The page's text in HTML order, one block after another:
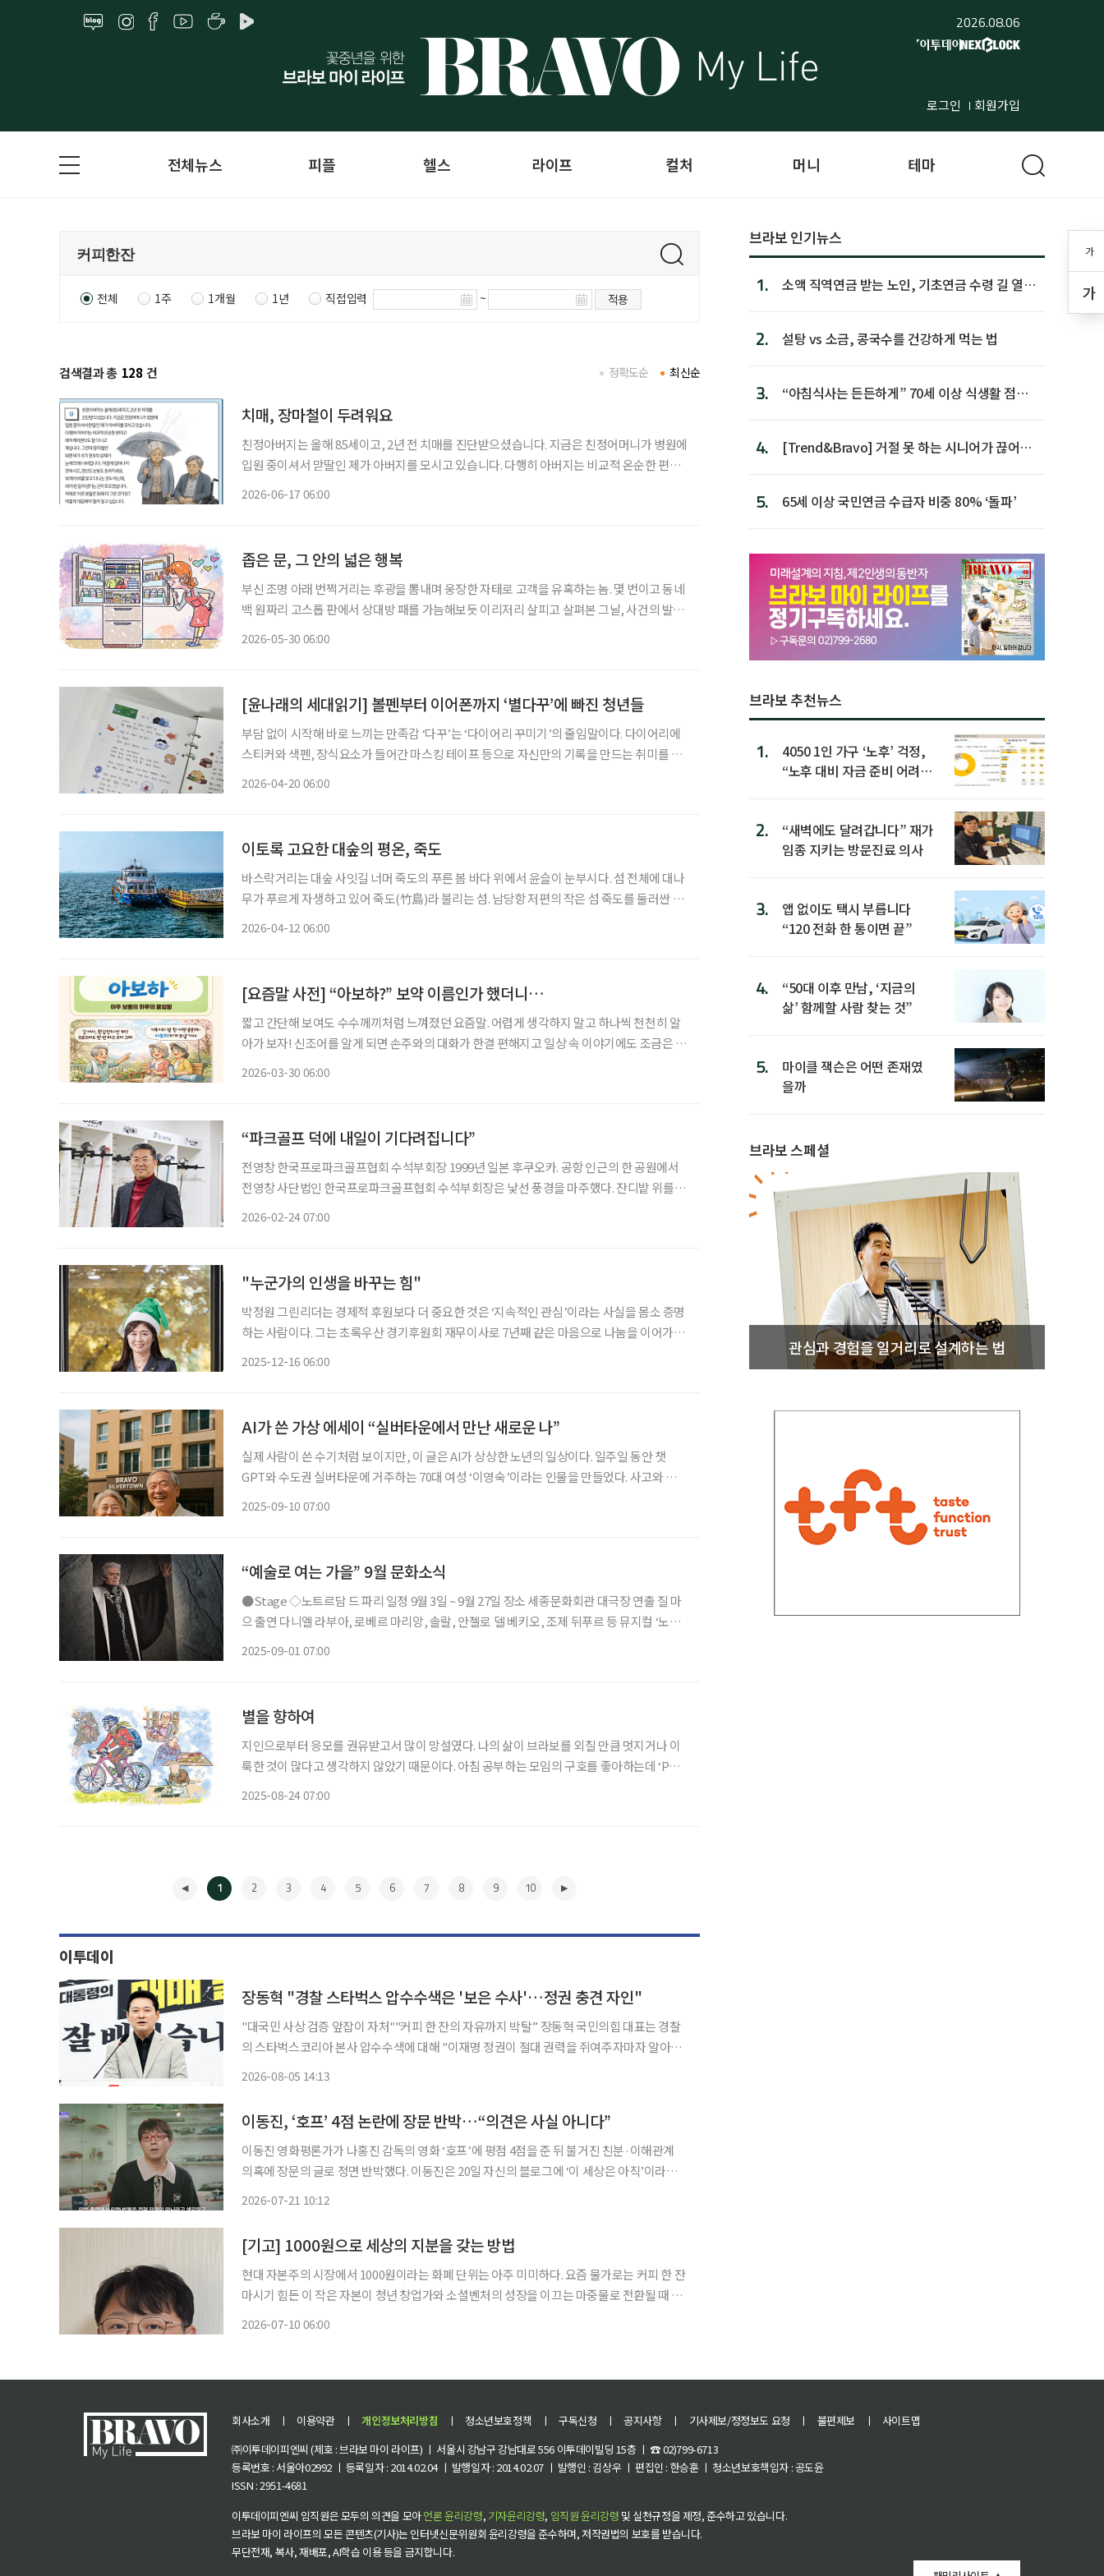
2026.08.06
로그인 회원가입
가
가
전체뉴스 피플 헬스 라이프 컬처 머니 테마
전체 1주 1개월 1년 직접입력 ~ 적용
검색결과 총 128 건 최신순
정확도순
치매, 장마철이 두려워요
친정아버지는 올해 85세이고, 2년 전 치매를 진단받으셨습니다. 지금은 친정어머니가 병원에
입원 중이셔서 맏딸인 제가 아버지를 모시고 있습니다. 다행히 아버지는 비교적 온순한 편이
2026-06-17 06:00
좁은 문, 그 안의 넓은 행복
부신 조명 아래 번쩍거리는 후광을 뽐내며 웅장한 자태로 고객을 유혹하는 놈. 몇 번이고 동네
백 원짜리 고스톱 판에서 상대방 패를 가늠해보듯 이리저리 살피고 살펴본 그날, 사건의 발단
2026-05-30 06:00
[윤나래의 세대읽기] 볼펜부터 이어폰까지 ‘별다꾸’에 빠진 청년들
부담 없이 시작해 바로 느끼는 만족감 ‘다꾸’는 ‘다이어리 꾸미기’의 줄임말이다. 다이어리에
스티커와 색펜, 장식요소가 들어간 마스킹 테이프 등으로 자신만의 기록을 만드는 취미를 뜻
2026-04-20 06:00
이토록 고요한 대숲의 평온, 죽도
바스락거리는 대숲 사잇길 너머 죽도의 푸른 봄 바다 위에서 윤슬이 눈부시다. 섬 전체에 대나
무가 푸르게 자생하고 있어 죽도(竹島)라 불리는 섬. 남당항 저편의 작은 섬 죽도를 둘러싼 대
2026-04-12 06:00
[요즘말 사전] “아보하?” 보약 이름인가 했더니…
짧고 간단해 보여도 수수께끼처럼 느껴졌던 요즘말. 어렵게 생각하지 말고 하나씩 천천히 알
아가 보자! 신조어를 알게 되면 손주와의 대화가 한결 편해지고 일상 속 이야기에도 조금은 젊
2026-03-30 06:00
“파크골프 덕에 내일이 기다려집니다”
전영창 한국프로파크골프협회 수석부회장 1999년 일본 후쿠오카. 공항 인근의 한 공원에서
전영창 사단법인 한국프로파크골프협회 수석부회장은 낯선 풍경을 마주했다. 잔디밭 위를 자
2026-02-24 07:00
"누군가의 인생을 바꾸는 힘"
박정원 그린리더는 경제적 후원보다 더 중요한 것은 ‘지속적인 관심’이라는 사실을 몸소 증명
하는 사람이다. 그는 초록우산 경기후원회 재무이사로 7년째 같은 마음으로 나눔을 이어가고
2025-12-16 06:00
AI가 쓴 가상 에세이 “실버타운에서 만난 새로운 나”
실제 사람이 쓴 수기처럼 보이지만, 이 글은 AI가 상상한 노년의 일상이다. 일주일 동안 챗
GPT와 수도권 실버타운에 거주하는 70대 여성 ‘이영숙’이라는 인물을 만들었다. 사고와 감
2025-09-10 07:00
“예술로 여는 가을” 9월 문화소식
●Stage ◇노트르담 드 파리 일정 9월 3일 ~ 9월 27일 장소 세종문화회관 대극장 연출 질 마
으 출연 다니엘 라부아, 로베르 마리앙, 솔랄, 안젤로 델 베키오, 조제 뒤푸르 등 뮤지컬 ‘노트
2025-09-01 07:00
별을 향하여
지인으로부터 응모를 권유받고서 많이 망설였다. 나의 삶이 브라보를 외칠 만큼 멋지거나 이
룩한 것이 많다고 생각하지 않았기 때문이다. 아침 공부하는 모임의 구호를 좋아하는데 ‘Per
2025-08-24 07:00
1 2 3 4 5 6 7 8 9 10
이투데이
장동혁 "경찰 스타벅스 압수수색은 '보은 수사'…정권 충견 자인"
"대국민 사상 검증 앞잡이 자처""커피 한 잔의 자유까지 박탈” 장동혁 국민의힘 대표는 경찰
의 스타벅스코리아 본사 압수수색에 대해 "이재명 정권이 절대 권력을 쥐여주자마자 알아서
2026-08-05 14:13
이동진, ‘호프’ 4점 논란에 장문 반박…“의견은 사실 아니다”
이동진 영화평론가가 나홍진 감독의 영화 ‘호프’에 평점 4점을 준 뒤 불거진 친분·이해관계
의혹에 장문의 글로 정면 반박했다. 이동진은 20일 자신의 블로그에 ‘이 세상은 아직’이라는
2026-07-21 10:12
[기고] 1000원으로 세상의 지분을 갖는 방법
현대 자본주의 시장에서 1000원이라는 화폐 단위는 아주 미미하다. 요즘 물가로는 커피 한 잔
마시기 힘든 이 작은 자본이 청년 창업가와 소셜벤처의 성장을 이끄는 마중물로 전환될 때 그
2026-07-10 06:00
브라보 인기뉴스
1.
소액 직역연금 받는 노인, 기초연금 수령 길 열린
2. 설탕 vs 소금, 콩국수를 건강하게 먹는 법
3.
“아침식사는 든든하게” 70세 이상 식생활 점수
4.
[Trend&Bravo] 거절 못 하는 시니어가 끊어야
5. 65세 이상 국민연금 수급자 비중 80% ‘돌파’
브라보 추천뉴스
1.
4050 1인 가구 ‘노후’ 걱정,
“노후 대비 자금 준비 어려
2.
“새벽에도 달려갑니다” 재가
임종 지키는 방문진료 의사
3.
앱 없이도 택시 부릅니다
“120 전화 한 통이면 끝”
4.
“50대 이후 만남, ‘지금의
삶’ 함께할 사람 찾는 것”
5.
마이클 잭슨은 어떤 존재였
을까
브라보 스페셜
관심과 경험을 일거리로 설계하는 법
회사소개 ㅣ 이용약관 ㅣ 개인정보처리방침 ㅣ 청소년보호정책 ㅣ 구독신청 ㅣ 공지사항 ㅣ 기사제보/정정보도 요청 ㅣ 불편제보 ㅣ
사이트맵
㈜이투데이피엔씨 (제호 : 브라보 마이 라이프) ㅣ 서울시 강남구 강남대로 556 이투데이빌딩 15층 ㅣ ☎ 02)799-6713
등록번호 : 서울아02992 ㅣ 등록일자 : 2014.02.04 ㅣ 발행일자 : 2014.02.07 ㅣ 발행인 : 김상우 ㅣ 편집인 : 한승훈 ㅣ 청소년보호책임자 : 공도윤
ISSN : 2951-4681
이투데이피엔씨 임직원은 모두의 의견을 모아언론 윤리강령, 기자윤리강령, 임직원 윤리강령 및 실천규정을 제정, 준수하고 있습니다.
브라보 마이 라이프의 모든 콘텐츠(기사)는 인터넷신문위원회 윤리강령을 준수하며, 저작권법의 보호를 받습니다.
무단전재, 복사, 재배포, AI학습 이용 등을 금지합니다.